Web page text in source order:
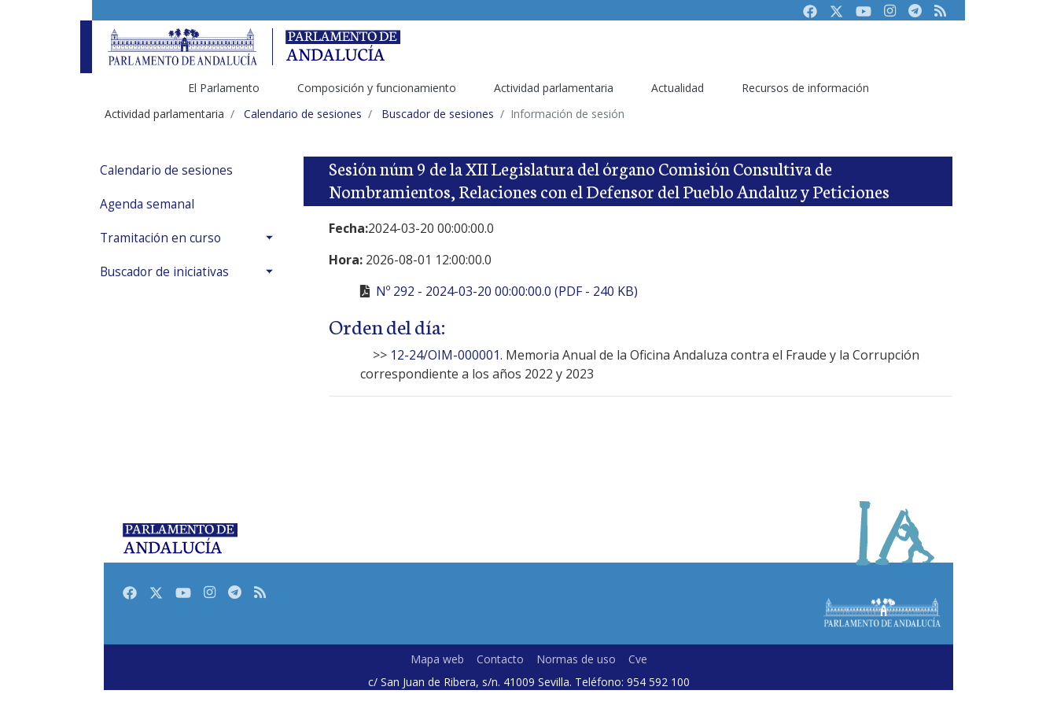
FacebookTwitterYoutubeInstagram
Telegram
RSS
El Parlamento Composición y funcionamiento Actividad parlamentaria Actualidad
Recursos de información
Actividad parlamentaria
Calendario de sesiones Buscador de sesiones Información de sesión
Calendario de sesiones
Agenda semanal
Tramitación en curso
Buscador de iniciativas
Sesión núm 9 de la XII Legislatura del órgano Comisión Consultiva de
Nombramientos, Relaciones con el Defensor del Pueblo Andaluz y Peticiones
Fecha:2024-03-20 00:00:00.0
Hora: 2026-08-01 12:00:00.0
Nº 292 - 2024-03-20 00:00:00.0 (PDF - 240 KB)
Orden del día:
>> 12-24/OIM-000001. Memoria Anual de la Oficina Andaluza contra el Fraude y la Corrupción
correspondiente a los años 2022 y 2023
FacebookTwitterYoutubeInstagram
Telegram
RSS
Mapa web Contacto Normas de uso
Cve
c/ San Juan de Ribera, s/n. 41009 Sevilla. Teléfono: 954 592 100